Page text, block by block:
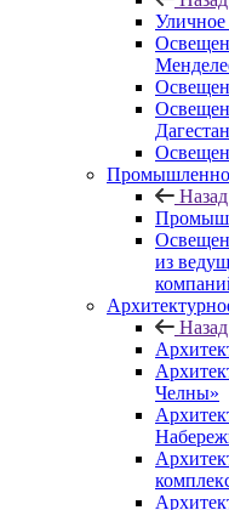
Дагестан
Назад
из
Назад
Челны»